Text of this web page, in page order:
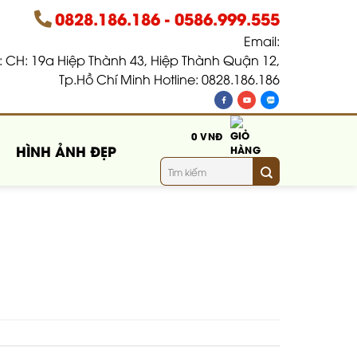
0828.186.186 - 0586.999.555
Email:
CH: 19a Hiệp Thành 43, Hiệp Thành Quận 12,
Tp.Hồ Chí Minh Hotline: 0828.186.186
HÌNH ẢNH ĐẸP
0VNĐ
Tìm
kiếm: